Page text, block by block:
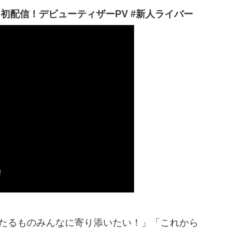
配信！デビューティザーPV #新人ライバー
るものみんなに寄り添いたい！」「これから